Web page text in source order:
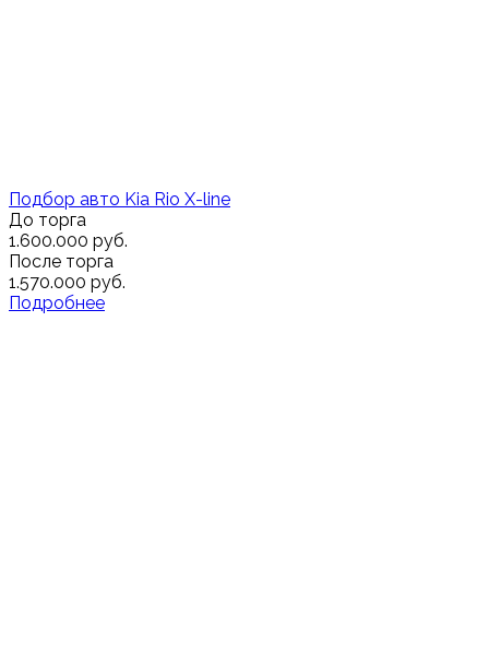
Подбор авто Kia Rio X-line
До торга
1.600.000 руб.
После торга
1.570.000 руб.
Подробнее